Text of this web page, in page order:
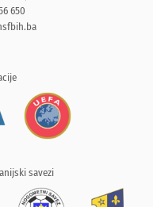
650
savezi